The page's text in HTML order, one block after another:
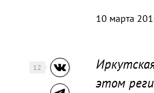
10 марта
этом
12